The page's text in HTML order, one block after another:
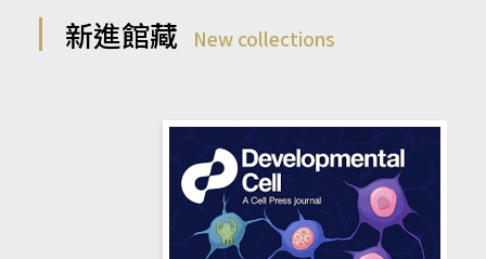
新進館藏 New collections